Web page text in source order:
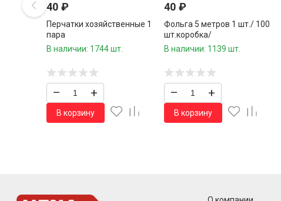
40 ₽
Перчатки хозяйственные 1
пара
В наличии: 1744 шт.
– +
В корзину
40 ₽
Фольга 5 метров 1 шт./ 100
шт.коробка/
В наличии: 1139 шт.
– +
В корзину